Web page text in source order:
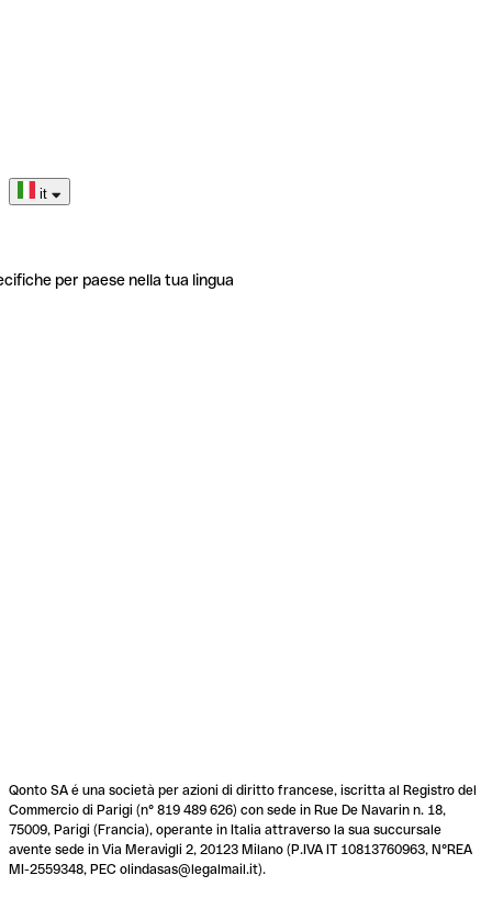
it
per paese nella tua lingua
Qonto SA é una società per azioni di diritto francese, iscritta al Registro del
Commercio di Parigi (n° 819 489 626) con sede in Rue De Navarin n. 18,
75009, Parigi (Francia), operante in Italia attraverso la sua succursale
avente sede in Via Meravigli 2, 20123 Milano (P.IVA IT 10813760963, N°REA
MI-2559348, PEC olindasas@legalmail.it).